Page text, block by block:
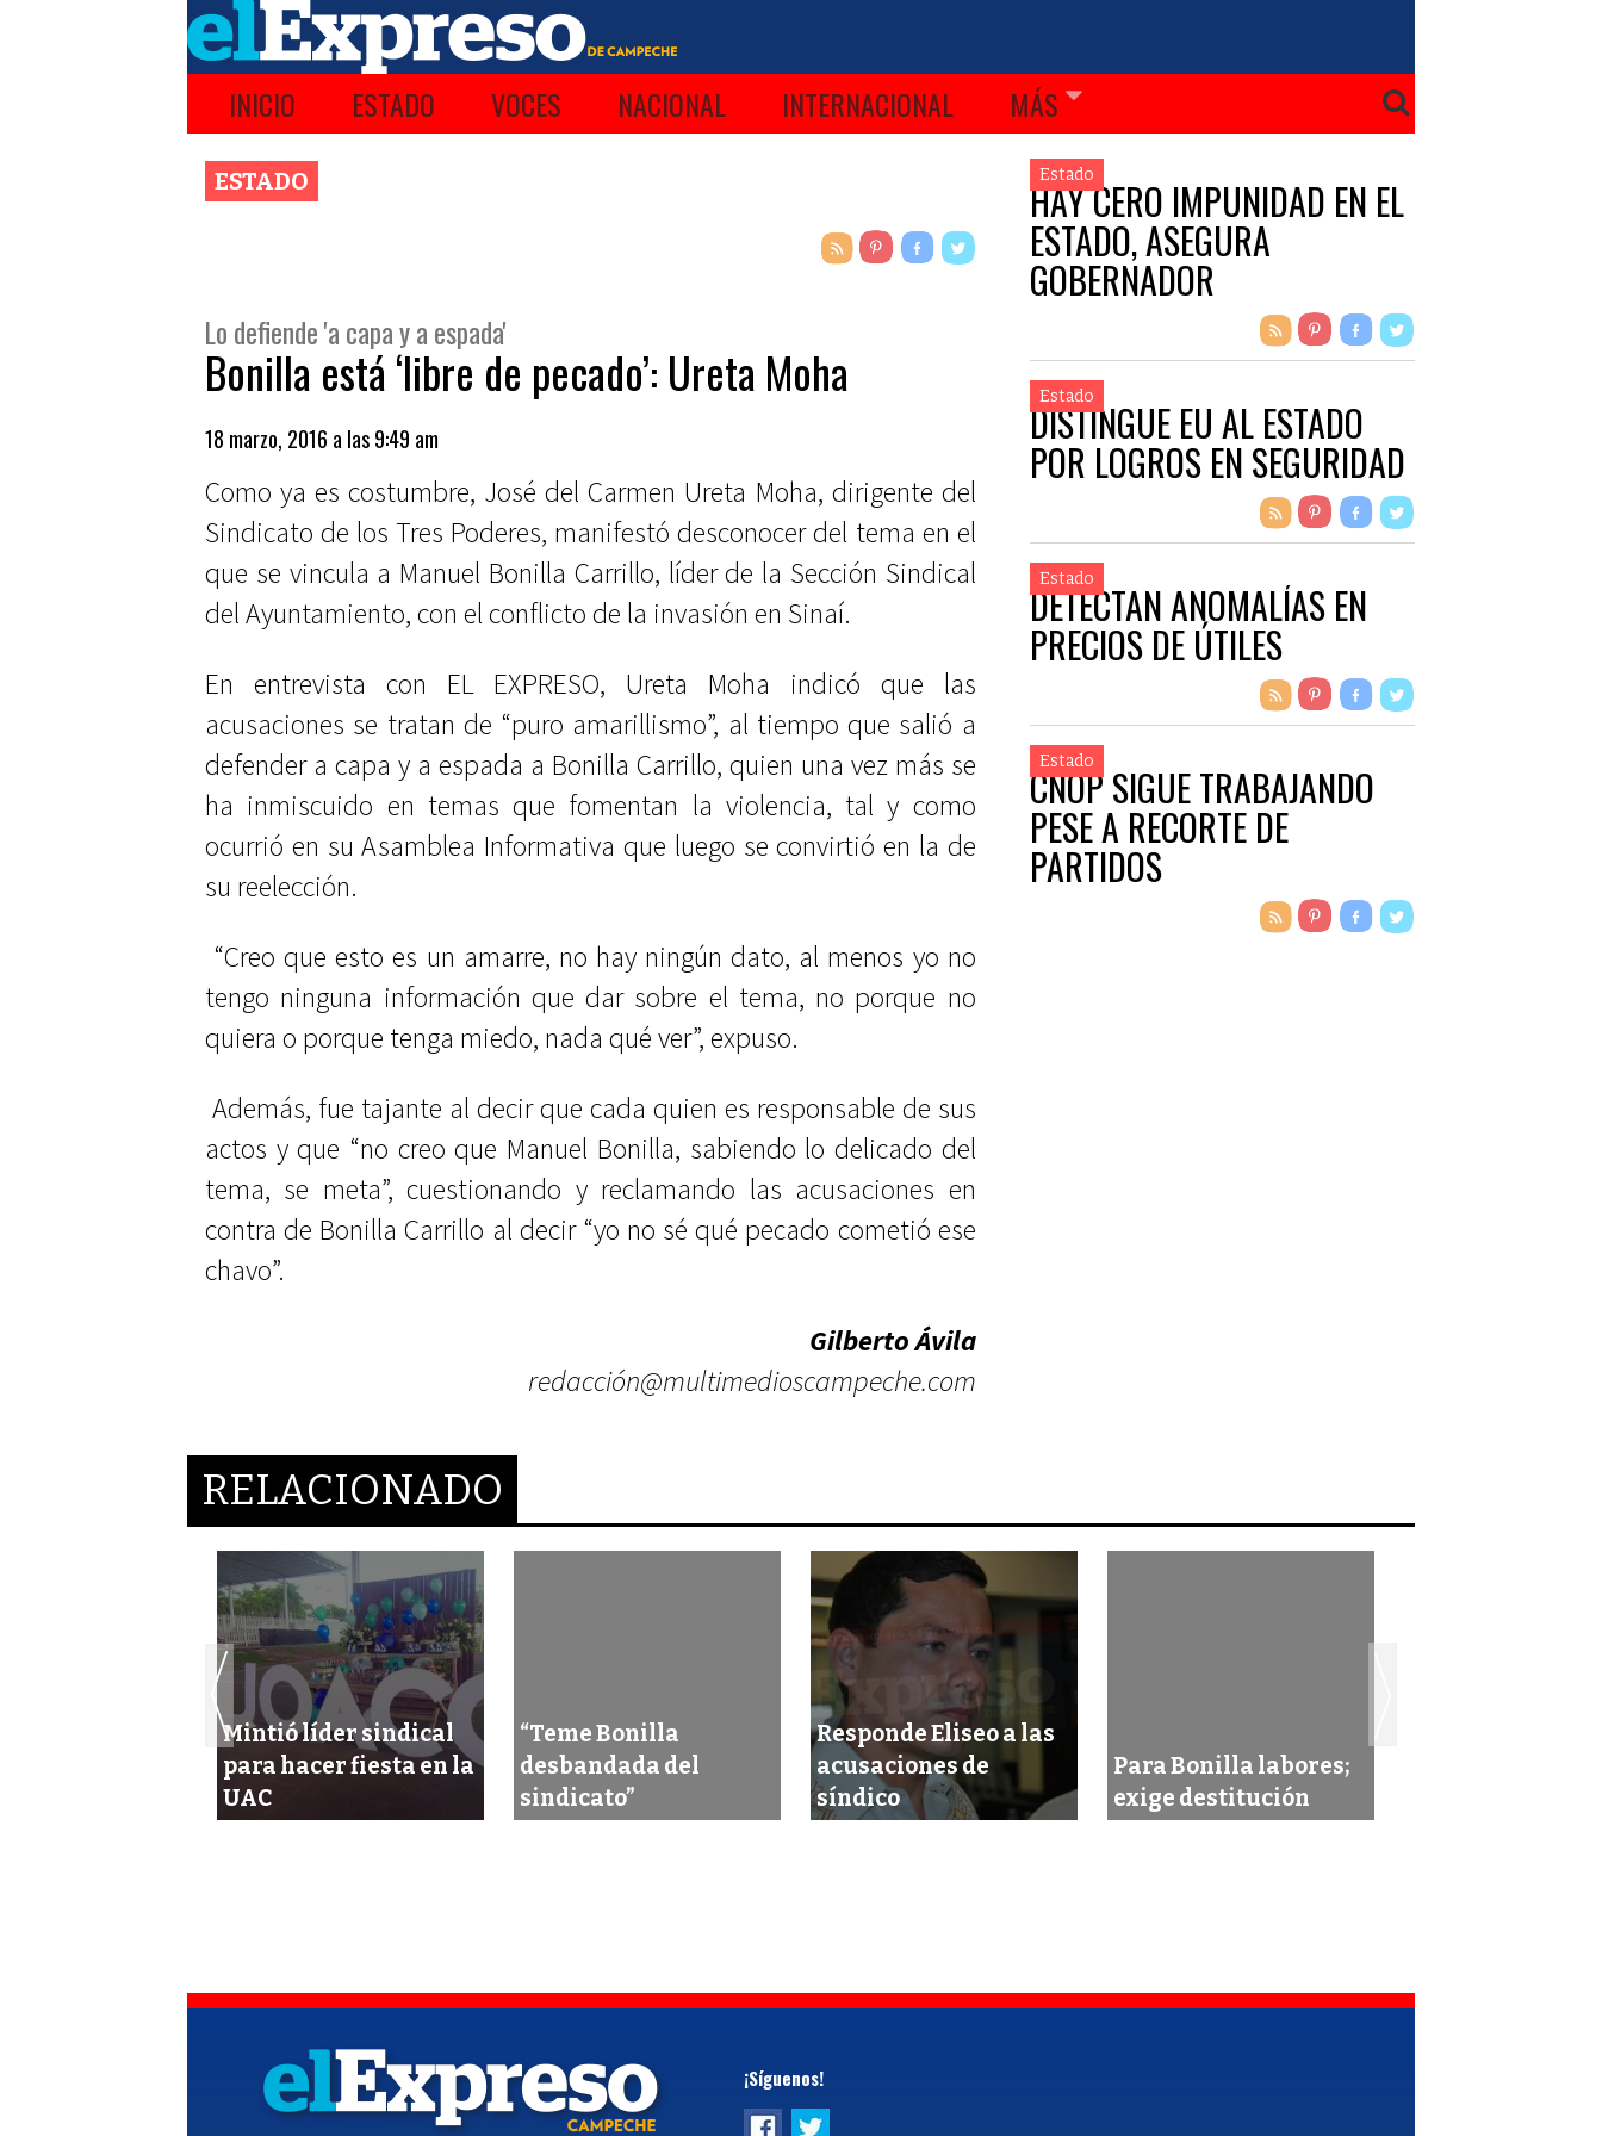
INICIO ESTADO VOCES NACIONAL INTERNACIONAL MÁS
ESTADO
Lo defiende 'a capa y a espada'
Bonilla está ‘libre de pecado’: Ureta Moha
18 marzo, 2016 a las 9:49 am
Como ya es costumbre, José del Carmen Ureta Moha, dirigente del
Sindicato de los Tres Poderes, manifestó desconocer del tema en el
que se vincula a Manuel Bonilla Carrillo, líder de la Sección Sindical
del Ayuntamiento, con el conflicto de la invasión en Sinaí.
En entrevista con EL EXPRESO, Ureta Moha indicó que las
acusaciones se tratan de “puro amarillismo”, al tiempo que salió a
defender a capa y a espada a Bonilla Carrillo, quien una vez más se
ha inmiscuido en temas que fomentan la violencia, tal y como
ocurrió en su Asamblea Informativa que luego se convirtió en la de
su reelección.
“Creo que esto es un amarre, no hay ningún dato, al menos yo no
tengo ninguna información que dar sobre el tema, no porque no
quiera o porque tenga miedo, nada qué ver”, expuso.
Además, fue tajante al decir que cada quien es responsable de sus
actos y que “no creo que Manuel Bonilla, sabiendo lo delicado del
tema, se meta”, cuestionando y reclamando las acusaciones en
contra de Bonilla Carrillo al decir “yo no sé qué pecado cometió ese
chavo”.
Gilberto Ávila
redacción@multimedioscampeche.com
Estado
HAY CERO IMPUNIDAD EN EL
ESTADO, ASEGURA
GOBERNADOR
Estado
DISTINGUE EU AL ESTADO
POR LOGROS EN SEGURIDAD
Estado
DETECTAN ANOMALÍAS EN
PRECIOS DE ÚTILES
Estado
CNOP SIGUE TRABAJANDO
PESE A RECORTE DE
PARTIDOS
RELACIONADO
Mintió líder sindical
para hacer fiesta en la
UAC
“Teme Bonilla
desbandada del
sindicato”
Responde Eliseo a las
acusaciones de
síndico
Para Bonilla labores;
exige destitución
¡Síguenos!